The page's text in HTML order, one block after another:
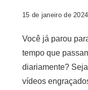
15 de janeiro de 2024
Você já parou
tempo que
diariamente?
vídeos